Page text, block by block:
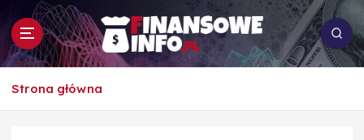
p
To i owo o rachunkowości, pracy, biznesie i
Strona główna